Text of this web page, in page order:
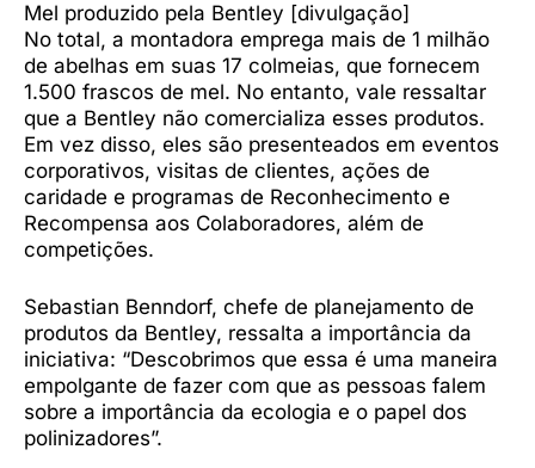
Mel produzido pela Bentley [divulgação]
No total, a montadora emprega mais de 1 milhão
de abelhas em suas 17 colmeias, que fornecem
1.500 frascos de mel. No entanto, vale ressaltar
que a Bentley não comercializa esses produtos.
Em vez disso, eles são presenteados em eventos
corporativos, visitas de clientes, ações de
caridade e programas de Reconhecimento e
Recompensa aos Colaboradores, além de
competições.
Sebastian Benndorf, chefe de planejamento de
produtos da Bentley, ressalta a importância da
iniciativa: “Descobrimos que essa é uma maneira
empolgante de fazer com que as pessoas falem
sobre a importância da ecologia e o papel dos
polinizadores”.